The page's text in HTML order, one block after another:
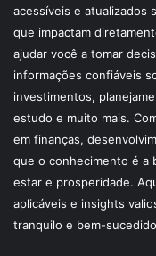
acessíveis e atualizados
que impactam
ajudar você a tomar
informações confiáveis
investimentos,
estudo e muito mais.
em finanças,
que o conhecimento é a
estar e prosperidade.
aplicáveis e insights
tranquilo e bem-